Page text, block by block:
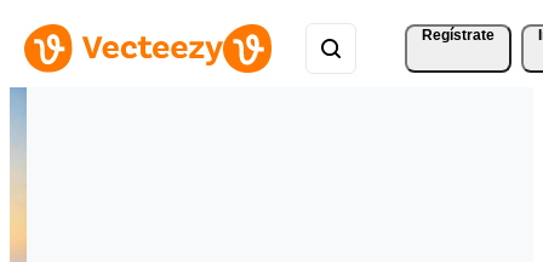
Regístrate